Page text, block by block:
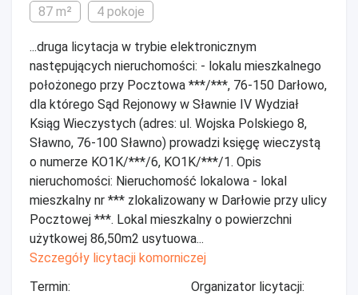
87 m² 4 pokoje
...druga licytacja w trybie elektronicznym
następujących nieruchomości: - lokalu mieszkalnego
położonego przy Pocztowa ***/***, 76-150 Darłowo,
dla którego Sąd Rejonowy w Sławnie IV Wydział
Ksiąg Wieczystych (adres: ul. Wojska Polskiego 8,
Sławno, 76-100 Sławno) prowadzi księgę wieczystą
o numerze KO1K/***/6, KO1K/***/1. Opis
nieruchomości: Nieruchomość lokalowa - lokal
mieszkalny nr *** zlokalizowany w Darłowie przy ulicy
Pocztowej ***. Lokal mieszkalny o powierzchni
użytkowej 86,50m2 usytuowa...
Szczegóły licytacji komorniczej
Termin:
Organizator licytacji: